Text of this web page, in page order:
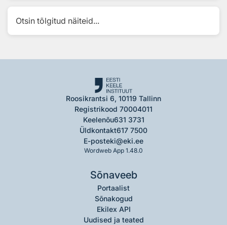
Otsin tõlgitud näiteid...
Roosikrantsi 6, 10119 Tallinn
Registrikood 70004011
Keelenõu631 3731
Üldkontakt617 7500
E-posteki@eki.ee
Wordweb App 1.48.0
Sõnaveeb
Portaalist
Sõnakogud
Ekilex API
Uudised ja teated